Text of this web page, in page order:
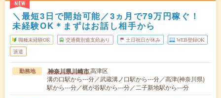
NEW
＼最短3日で開始可能／3ヵ月で79万円稼ぐ！
未経験OK＊まずはお話し相手から
職種未経験OK 交通費別途支給あり 土日祝日が休み WEB登録OK
派遣
勤務地 神奈川県川崎市高津区
溝の口駅から---分／武蔵溝ノ口駅から---分／高津(神奈川県)
駅から---分／梶が谷駅から---分／二子新地駅から---分